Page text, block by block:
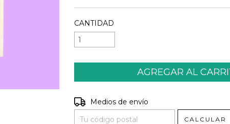
CANTIDAD
Entregas para el CP:
Medios de envío
CALCULAR